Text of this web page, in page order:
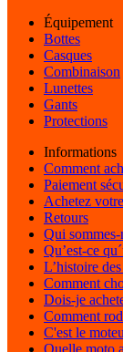
Équipement
Bottes
Casques
Combinaison
Lunettes
Gants
Protections
Informations
Comment
Paiement
Achetez
Retours
Qui sommes-
Qu’est-ce
L’histoire
Comment
Dois-je
Comment
C'est le
Quelle moto